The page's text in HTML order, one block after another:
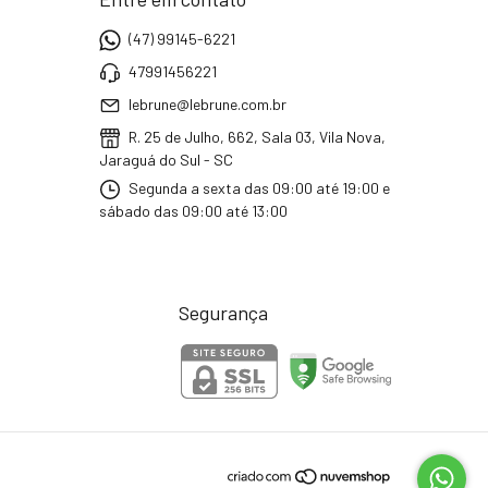
(47) 99145-6221
47991456221
lebrune@lebrune.com.br
R. 25 de Julho, 662, Sala 03, Vila Nova,
Jaraguá do Sul - SC
Segunda a sexta das 09:00 até 19:00 e
sábado das 09:00 até 13:00
Segurança